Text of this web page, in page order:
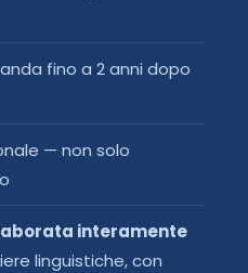
fino a 2 anni dopo
— non solo
interamente
linguistiche, con